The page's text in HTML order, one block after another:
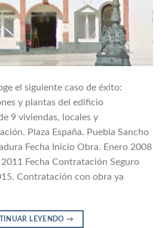
el siguiente caso de éxito:
y plantas del edificio
9 viviendas, locales y
Plaza España. Puebla Sancho
Fecha Inicio Obra. Enero 2008
Fecha Contratación Seguro
Contratación con obra ya
LEYENDO→